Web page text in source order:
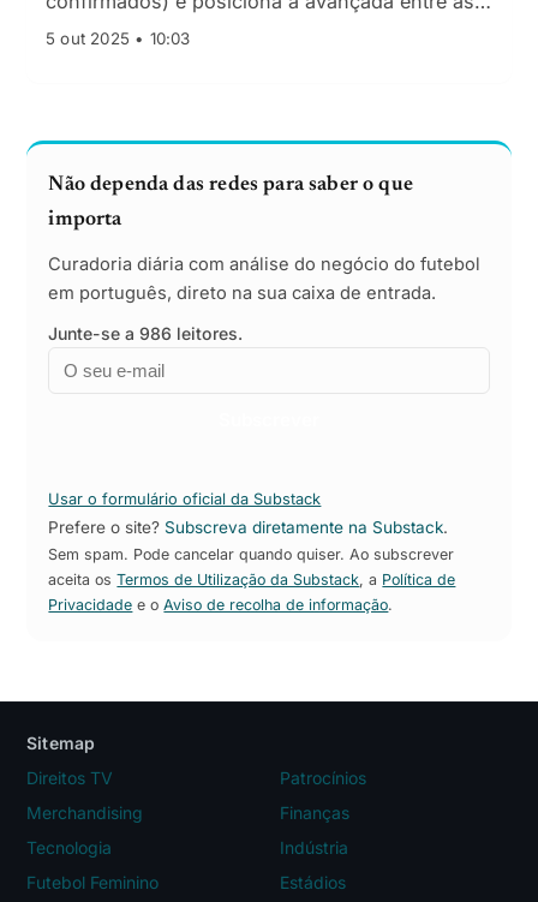
cinco transferências mais caras da modalidade.
5 out 2025 • 10:03
Não dependa das redes para saber o que
importa
Curadoria diária com análise do negócio do futebol
em português, direto na sua caixa de entrada.
Junte-se a 986 leitores.
Email
Empresa
Usar o formulário oficial da Substack
Prefere o site?Subscreva diretamente na Substack.
Sem spam. Pode cancelar quando quiser. Ao subscrever
aceita osTermos de Utilização da Substack, a Política de
Privacidade e oAviso de recolha de informação.
Sitemap
Direitos TV
Patrocínios
Merchandising
Finanças
Tecnologia
Indústria
Futebol Feminino
Estádios